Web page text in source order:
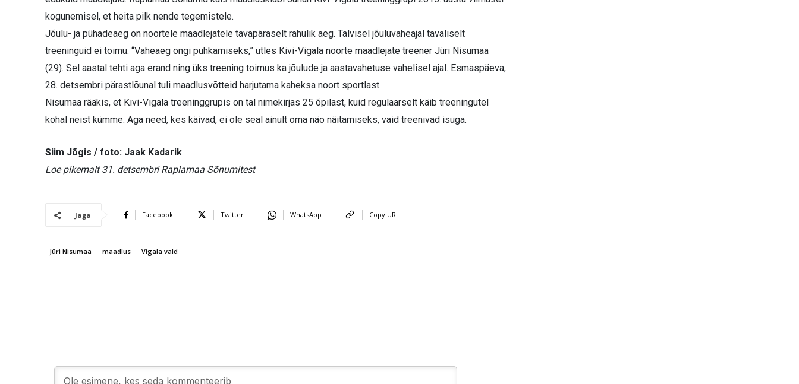
kogunemisel, et heita pilk nende tegemistele.
Jõulu- ja pühadeaeg on noortele maadlejatele tavapäraselt rahulik aeg. Talvisel jõuluvaheajal tavaliselt
treeninguid ei toimu. “Vaheaeg ongi puhkamiseks,” ütles Kivi-Vigala noorte maadlejate treener Jüri Nisumaa
(29). Sel aastal tehti aga erand ning üks treening toimus ka jõulude ja aastavahetuse vahelisel ajal. Esmaspäeva,
28. detsembri pärastlõunal tuli maadlusvõtteid harjutama kaheksa noort sportlast.
Nisumaa rääkis, et Kivi-Vigala treeninggrupis on tal nimekirjas 25 õpilast, kuid regulaarselt käib treeningutel
kohal neist kümme. Aga need, kes käivad, ei ole seal ainult oma näo näitamiseks, vaid treenivad isuga.
Siim Jõgis / foto: Jaak Kadarik
Loe pikemalt 31. detsembri Raplamaa Sõnumitest
Jaga Facebook Twitter WhatsApp Copy URL
Jüri Nisumaa maadlus Vigala vald